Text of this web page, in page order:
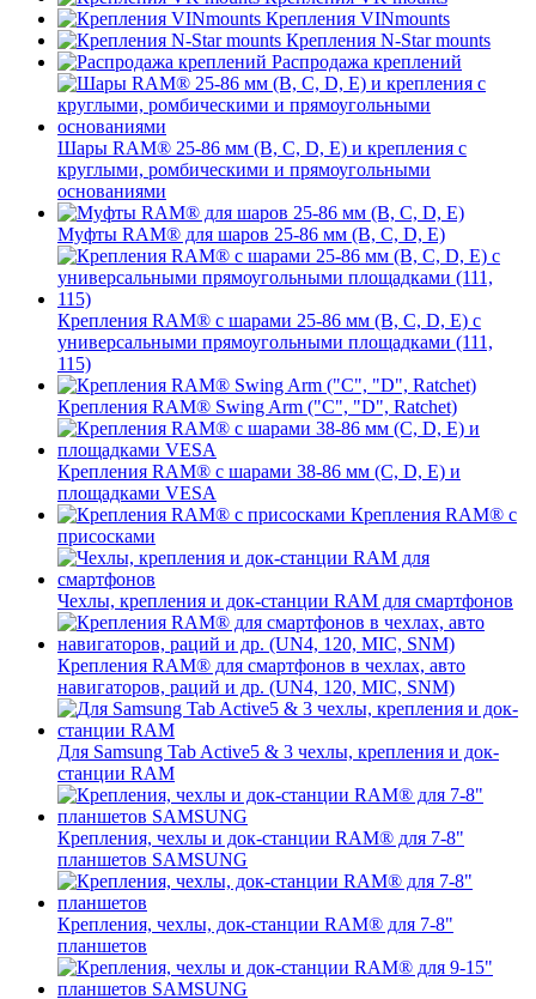
Крепления VINmounts
Крепления N-Star mounts
Распродажа креплений
Шары RAM® 25-86 мм (B, C, D, E) и крепления с
круглыми, ромбическими и прямоугольными
основаниями
Муфты RAM® для шаров 25-86 мм (B, C, D, E)
Крепления RAM® с шарами 25-86 мм (B, C, D, E) с
универсальными прямоугольными площадками (111,
115)
Крепления RAM® Swing Arm ("C", "D", Ratchet)
Крепления RAM® с шарами 38-86 мм (C, D, E) и
площадками VESA
Крепления RAM® с
присосками
Чехлы, крепления и док-станции RAM для смартфонов
Крепления RAM® для смартфонов в чехлах, авто
навигаторов, раций и др. (UN4, 120, MIC, SNM)
Для Samsung Tab Active5 & 3 чехлы, крепления и док-
станции RAM
Крепления, чехлы и док-станции RAM® для 7-8"
планшетов SAMSUNG
Крепления, чехлы, док-станции RAM® для 7-8"
планшетов